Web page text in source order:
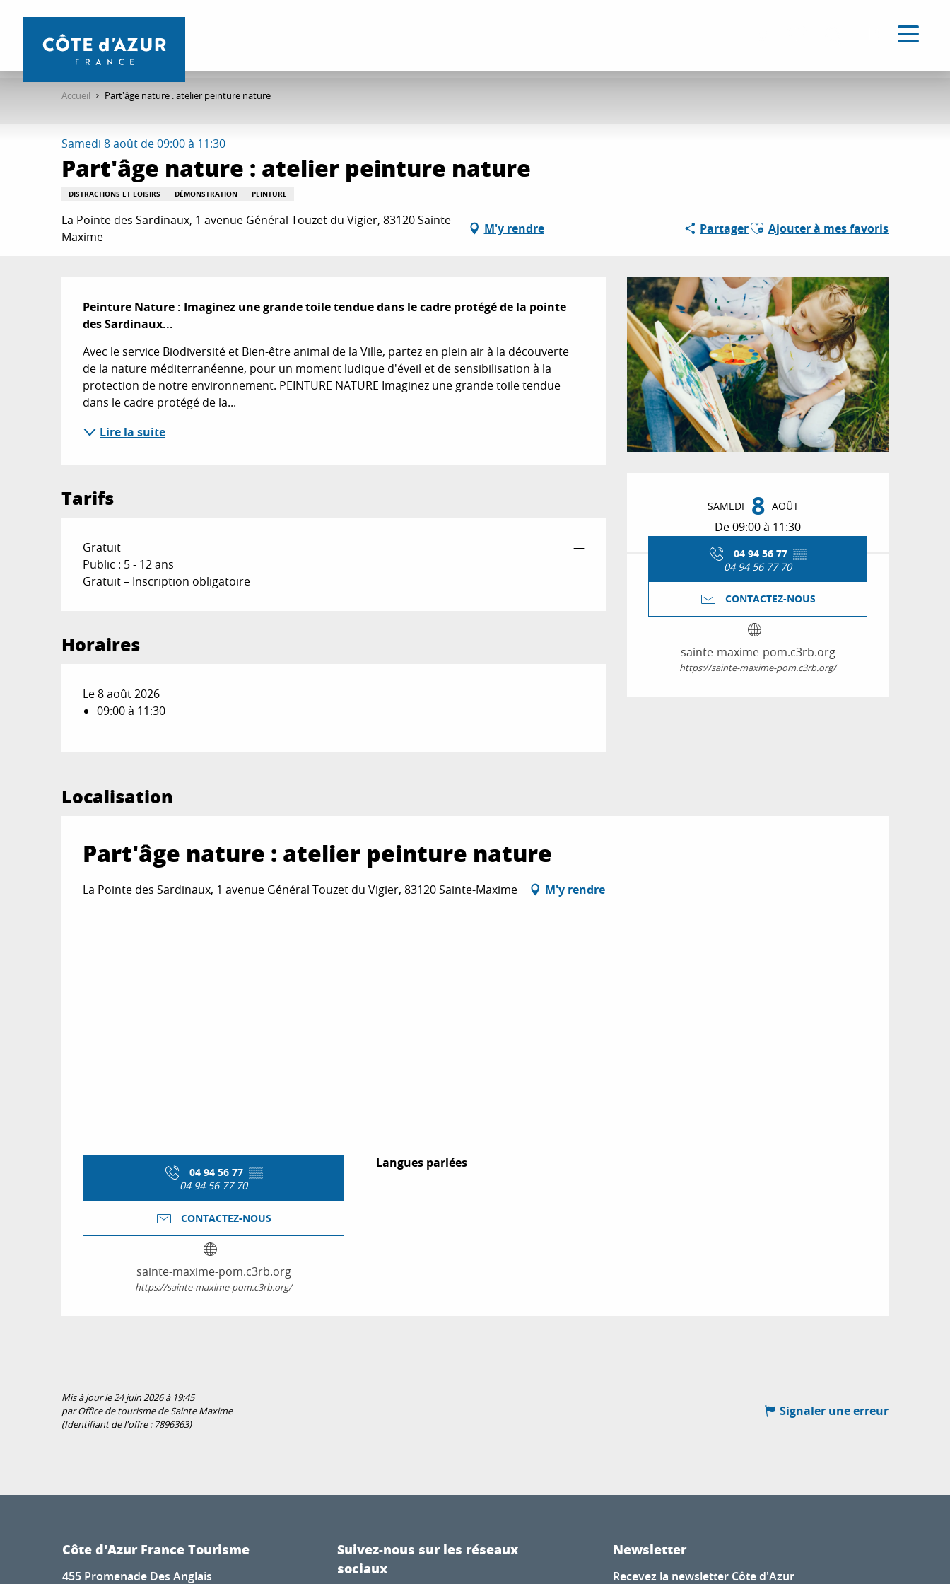
contenu
Accueil Part'âge nature : atelier peinture nature
Samedi 8 août de 09:00 à 11:30
Part'âge nature : atelier peinture nature
DISTRACTIONS ET LOISIRS DÉMONSTRATION PEINTURE
La Pointe des Sardinaux, 1 avenue Général Touzet du Vigier, 83120 Sainte-
Maxime
M'y rendre PartagerAjouter aux favoris
Ajouter à mes favoris
Ouverture et
SAMEDI 8 AOÛT
De 09:00 à 11:30
04 94 56 77 ▒▒
04 94 56 77 70
CONTACTEZ-NOUS
sainte-maxime-pom.c3rb.org
https://sainte-maxime-pom.c3rb.org/
Description
Peinture Nature : Imaginez une grande toile tendue dans le cadre protégé de la pointe
des Sardinaux...
Avec le service Biodiversité et Bien-être animal de la Ville, partez en plein air à la découverte
de la nature méditerranéenne, pour un moment ludique d'éveil et de sensibilisation à la
protection de notre environnement. PEINTURE NATURE Imaginez une grande toile tendue
dans le cadre protégé de la...
Lire la suite
Tarifs
Gratuit
—
Public : 5 - 12 ans
Gratuit – Inscription obligatoire
Horaires
Le 8 août 2026
09:00 à 11:30
Localisation
Part'âge nature : atelier peinture nature
La Pointe des Sardinaux, 1 avenue Général Touzet du Vigier, 83120 Sainte-Maxime M'y rendre
04 94 56 77 ▒▒
04 94 56 77 70
CONTACTEZ-NOUS
sainte-maxime-pom.c3rb.org
https://sainte-maxime-pom.c3rb.org/
Langues parlées
Langues parlées
Mis à jour le 24 juin 2026 à 19:45
par Office de tourisme de Sainte Maxime
(Identifiant de l'offre : 7896363)
Signaler une erreur
Côte d'Azur France Tourisme
455 Promenade Des Anglais
Suivez-nous sur les réseaux
sociaux
Newsletter
Recevez la newsletter Côte d'Azur